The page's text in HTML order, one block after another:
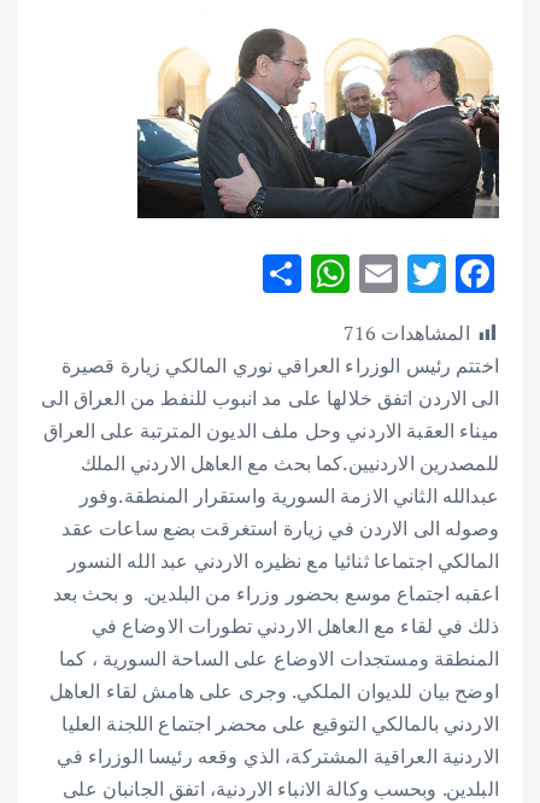
F
ac
e
b
o
o
k
T
w
it
te
r
E
ai
l
W
at
s
A
p
p
ar
e
المشاهدات 716
اختتم رئيس الوزراء العراقي نوري المالكي زيارة قصيرة
الى الاردن اتفق خلالها على مد انبوب للنفط من العراق الى
ميناء العقبة الاردني وحل ملف الديون المترتبة على العراق
للمصدرين الاردنيين.كما بحث مع العاهل الاردني الملك
عبدالله الثاني الازمة السورية واستقرار المنطقة.وفور
وصوله الى الاردن في زيارة استغرقت بضع ساعات عقد
المالكي اجتماعا ثنائيا مع نظيره الاردني عبد الله النسور
اعقبه اجتماع موسع بحضور وزراء من البلدين. و بحث بعد
ذلك في لقاء مع العاهل الاردني تطورات الاوضاع في
المنطقة ومستجدات الاوضاع على الساحة السورية ، كما
اوضح بيان للديوان الملكي. وجرى على هامش لقاء العاهل
الاردني بالمالكي التوقيع على محضر اجتماع اللجنة العليا
الاردنية العراقية المشتركة، الذي وقعه رئيسا الوزراء في
البلدين. وبحسب وكالة الانباء الاردنية، اتفق الجانبان على